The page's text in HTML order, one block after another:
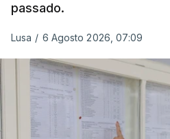
passado.
Lusa / 6 Agosto 2026, 07:09